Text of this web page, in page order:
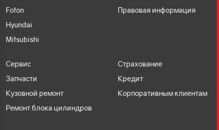
Foton
Hyundai
Mitsubishi
Правовая информация
Сервис
Запчасти
Кузовной ремонт
Ремонт блока цилиндров
Страхование
Кредит
Корпоративным клиентам